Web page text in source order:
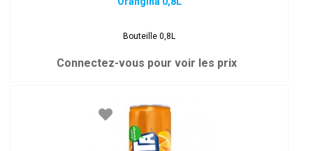
Bouteille 0,8L
Connectez-vous pour voir les prix